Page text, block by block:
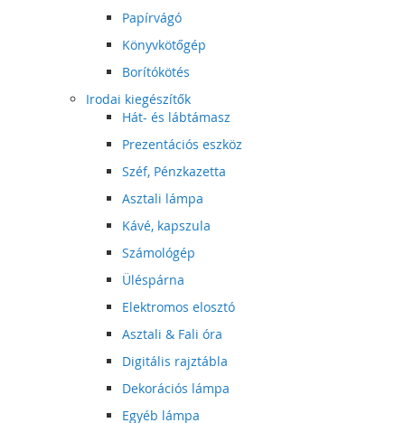
Papírvágó
Könyvkötőgép
Borítókötés
Irodai kiegészítők
Hát- és lábtámasz
Prezentációs eszköz
Széf, Pénzkazetta
Asztali lámpa
Kávé, kapszula
Számológép
Üléspárna
Elektromos elosztó
Asztali & Fali óra
Digitális rajztábla
Dekorációs lámpa
Egyéb lámpa